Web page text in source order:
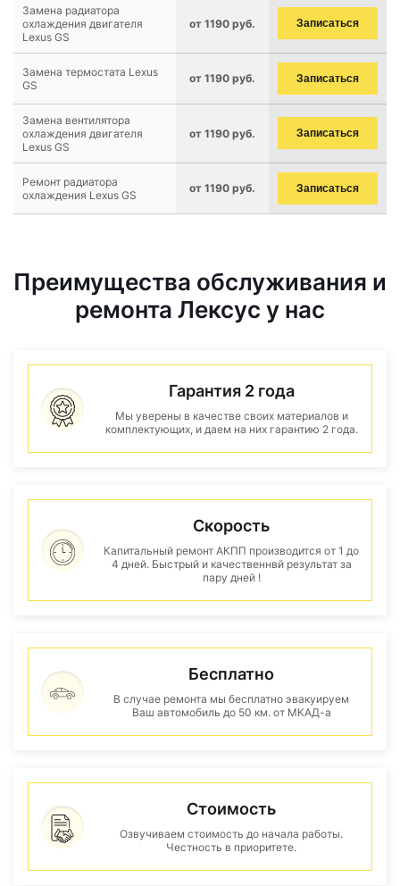
Замена радиатора
охлаждения двигателя
Lexus GS
от 1190 руб. Записаться
Замена термостата Lexus
GS
от 1190 руб. Записаться
Замена вентилятора
охлаждения двигателя
Lexus GS
от 1190 руб. Записаться
Ремонт радиатора
охлаждения Lexus GS
от 1190 руб. Записаться
Преимущества обслуживания и
ремонта Лексус у нас
Гарантия 2 года
Мы уверены в качестве своих материалов и
комплектующих, и даем на них гарантию 2 года.
Скорость
Капитальный ремонт АКПП производится от 1 до
4 дней. Быстрый и качественнвй результат за
пару дней !
Бесплатно
В случае ремонта мы бесплатно эвакуируем
Ваш автомобиль до 50 км. от МКАД-а
Стоимость
Озвучиваем стоимость до начала работы.
Честность в приоритете.